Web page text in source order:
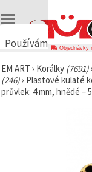
Používáme
🍪
Používáme
cookies a
Objednávky
EM ART › Korálky (7691)›
(246)› Plastové kulaté
průvlek: 4 mm, hnědé –